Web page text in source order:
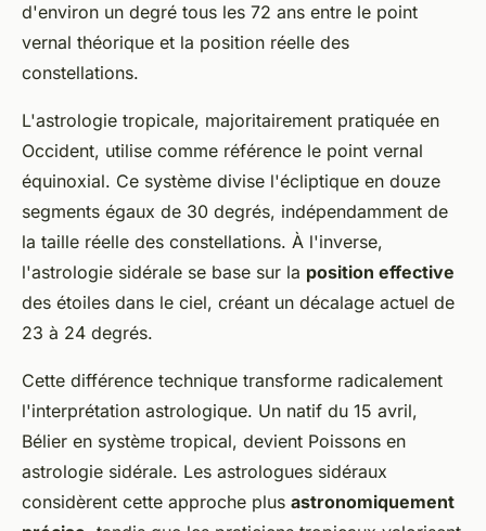
d'environ un degré tous les 72 ans entre le point
vernal théorique et la position réelle des
constellations.
L'astrologie tropicale, majoritairement pratiquée en
Occident, utilise comme référence le point vernal
équinoxial. Ce système divise l'écliptique en douze
segments égaux de 30 degrés, indépendamment de
la taille réelle des constellations. À l'inverse,
l'astrologie sidérale se base sur la position effective
des étoiles dans le ciel, créant un décalage actuel de
23 à 24 degrés.
Cette différence technique transforme radicalement
l'interprétation astrologique. Un natif du 15 avril,
Bélier en système tropical, devient Poissons en
astrologie sidérale. Les astrologues sidéraux
considèrent cette approche plus astronomiquement